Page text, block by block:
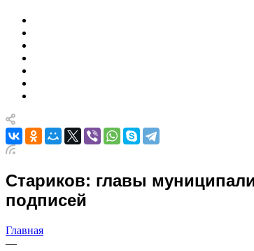
Стариков: главы
подписей
Главная
—